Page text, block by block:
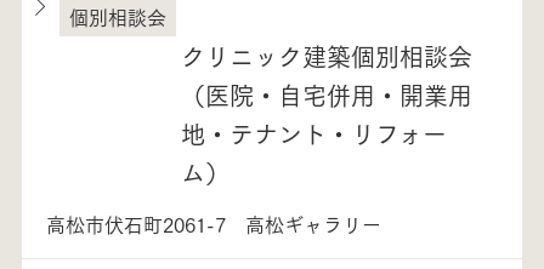
香川県
個別相談会
クリニック建築個別相談会
（医院・自宅併用・開業用
地・テナント・リフォー
ム）
高松市伏石町2061-7 高松ギャラリー